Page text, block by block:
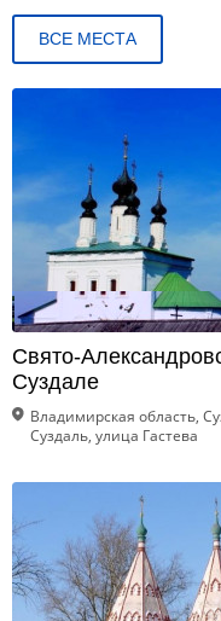
ВСЕ МЕСТА
Свято-
Суздале
Владимирская область,
Суздаль, улица Гастева